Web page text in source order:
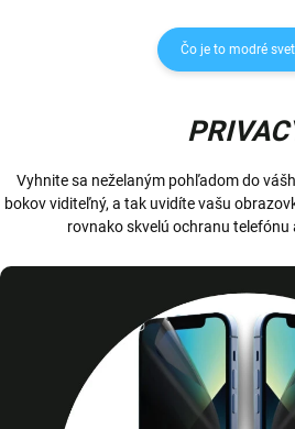
Čo je to modré
Vyhnite sa neželaným pohľadom do
bokov viditeľný, a tak uvidíte vašu
rovnako skvelú ochranu telefónu